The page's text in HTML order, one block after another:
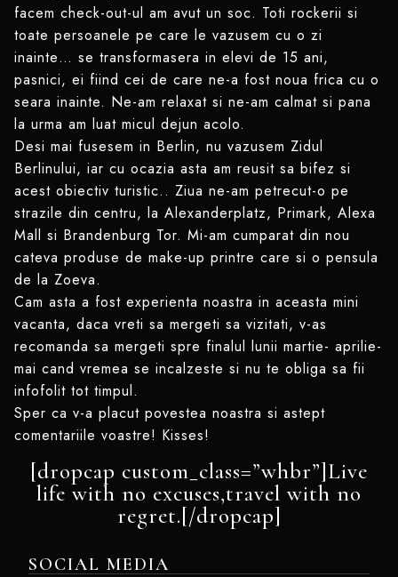
facem check-out-ul am avut un soc. Toti rockerii si
toate persoanele pe care le vazusem cu o zi
inainte… se transformasera in elevi de 15 ani,
pasnici, ei fiind cei de care ne-a fost noua frica cu o
seara inainte. Ne-am relaxat si ne-am calmat si pana
la urma am luat micul dejun acolo.
Desi mai fusesem in Berlin, nu vazusem Zidul
Berlinului, iar cu ocazia asta am reusit sa bifez si
acest obiectiv turistic.. Ziua ne-am petrecut-o pe
strazile din centru, la Alexanderplatz, Primark, Alexa
Mall si Brandenburg Tor. Mi-am cumparat din nou
cateva produse de make-up printre care si o pensula
de la Zoeva.
Cam asta a fost experienta noastra in aceasta mini
vacanta, daca vreti sa mergeti sa vizitati, v-as
recomanda sa mergeti spre finalul lunii martie- aprilie-
mai cand vremea se incalzeste si nu te obliga sa fii
infofolit tot timpul.
Sper ca v-a placut povestea noastra si astept
comentariile voastre! Kisses!
[dropcap custom_class=”whbr”]Live
life with no excuses,travel with no
regret.[/dropcap]
SOCIAL MEDIA